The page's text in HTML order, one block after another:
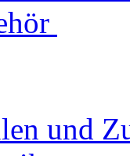
und